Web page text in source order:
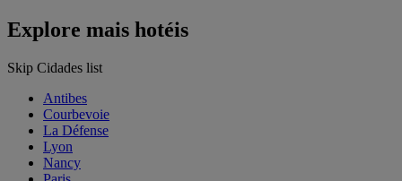
Explore mais hotéis
Skip Cidades list
Antibes
Courbevoie
La Défense
Lyon
Nancy